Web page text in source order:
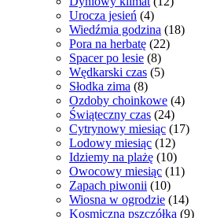
Urocza jesień (4)
Wiedźmia godzina (18)
Pora na herbatę (22)
Spacer po lesie (8)
Wędkarski czas (5)
Słodka zima (8)
Ozdoby choinkowe (4)
Świąteczny czas (24)
Cytrynowy miesiąc (17)
Lodowy miesiąc (12)
Idziemy na plażę (10)
Owocowy miesiąc (11)
Zapach piwonii (10)
Wiosna w ogrodzie (14)
Kosmiczna pszczółka (9)